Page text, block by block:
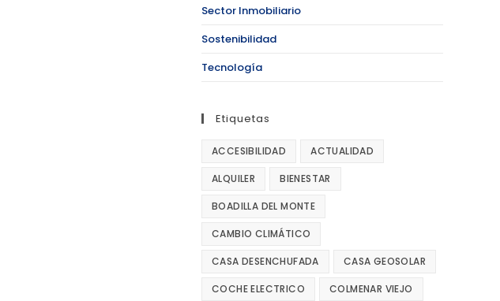
Sector Inmobiliario
Sostenibilidad
Tecnología
Etiquetas
ACCESIBILIDAD ACTUALIDAD
ALQUILER BIENESTAR
BOADILLA DEL MONTE
CAMBIO CLIMÁTICO
CASA DESENCHUFADA CASA GEOSOLAR
COCHE ELECTRICO COLMENAR VIEJO